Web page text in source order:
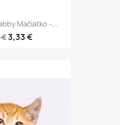
Mačiatko -...
€3,33 €